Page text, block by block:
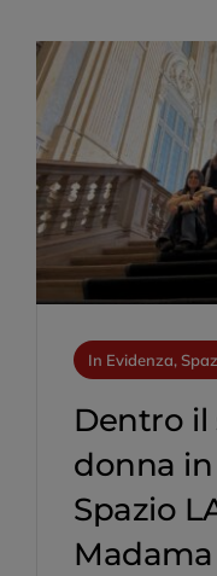
In Evidenza,
Dentro il
donna
Spazio